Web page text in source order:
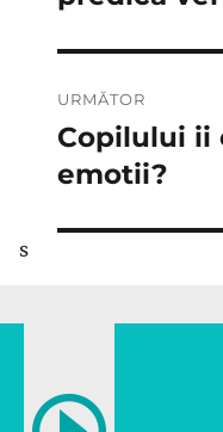
URMĂTOR
Articolul
următor:
Copilului ii
emotii?
s